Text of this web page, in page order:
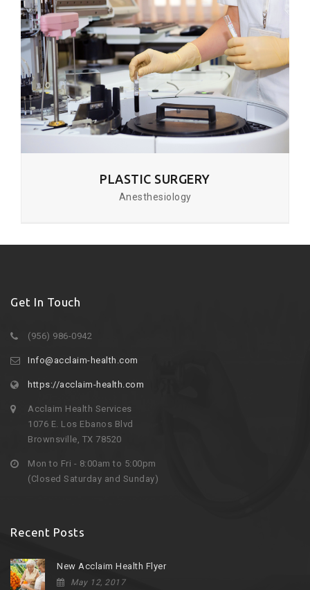
PLASTIC SURGERY
Anesthesiology
Get In Touch
(956) 986-0942
Info@acclaim-health.com
https://acclaim-health.com
Acclaim Health Services
1076 E. Los Ebanos Blvd
Brownsville, TX 78520
Mon to Fri - 8:00am to 5:00pm
(Closed Saturday and Sunday)
Recent Posts
New Acclaim Health Flyer
May 12, 2017